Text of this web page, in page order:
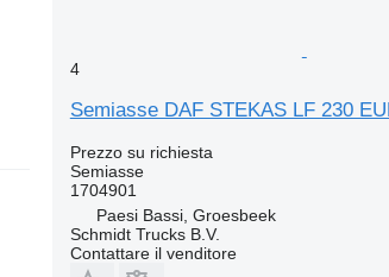
4
Semiasse DAF STEKAS LF 230
Prezzo su richiesta
Semiasse
1704901
Paesi Bassi, Groesbeek
Schmidt Trucks B.V.
Contattare il venditore